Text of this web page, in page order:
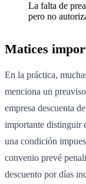
La falta de
pero no
Matices
En la práctica,
menciona un
empresa descuenta
importante distinguir
una condición
convenio prevé
descuento por días